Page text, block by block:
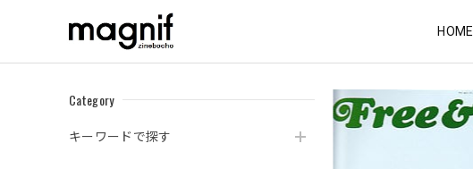
HOME
Category
キーワードで探す